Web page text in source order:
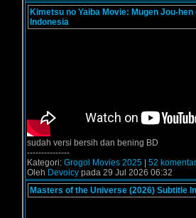
Kimetsu no Yaiba Movie: Mugen Jou-
Indonesia
sudah versi bersih dan bening BD
---------------
Kategori: Grogol Movies 2025
52 komentar
Oleh Devoicy pada 29 Jul 2026 06:32
Masters of the Universe (2026) Subtitle